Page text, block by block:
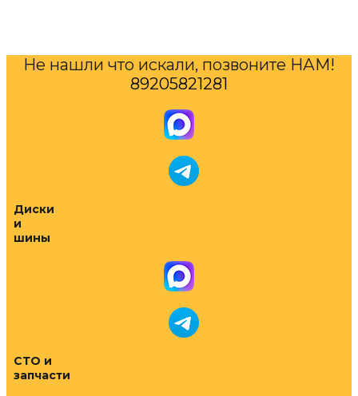
Не нашли что искали, позвоните НАМ!
89205821281
Диски
и
шины
СТО и
запчасти